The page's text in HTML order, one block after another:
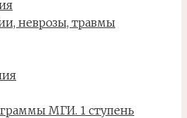
неврозы, травмы
МГИ. 1 ступень